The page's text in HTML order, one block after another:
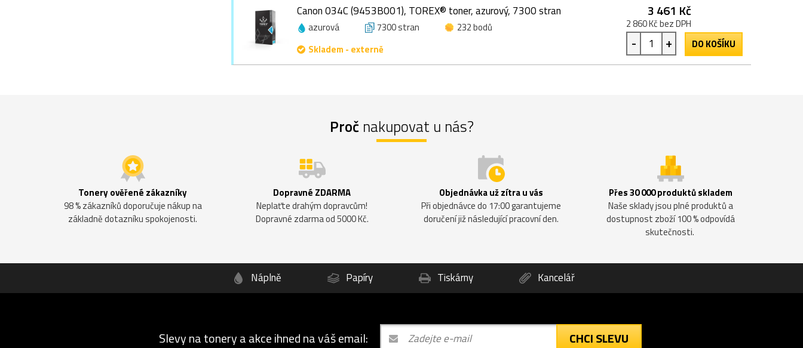
Canon 034C (9453B001), TOREX® toner, azurový, 7300 stran
azurová 7300 stran
232 bodů
Skladem - externě
3 461 Kč
2 860 Kč bez DPH
- + DO KOŠÍKU
Proč nakupovat u nás?
Tonery ověřené zákazníky
98 % zákazníků doporučuje nákup na
základně dotazníku spokojenosti.
Dopravné ZDARMA
Neplaťte drahým dopravcům!
Dopravné zdarma od 5000 Kč.
Objednávka už zítra u vás
Při objednávce do 17:00 garantujeme
doručení již následující pracovní den.
Přes 30 000 produktů skladem
Naše sklady jsou plné produktů a
dostupnost zboží 100 % odpovídá
skutečnosti.
Náplně Papíry Tiskárny Kancelář
Slevy na tonery a akce ihned na váš email: CHCI SLEVU